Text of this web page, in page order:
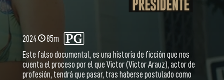
2024
85m
Este falso documental, es una historia de ficción que nos
cuenta el proceso por el que Victor (Victor Arauz), actor de
profesión, tendrá que pasar, tras haberse postulado como